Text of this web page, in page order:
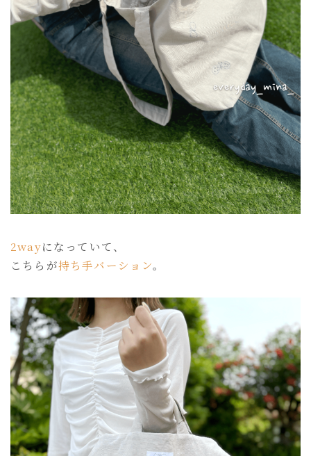
2wayになっていて、
こちらが持ち手バーション。